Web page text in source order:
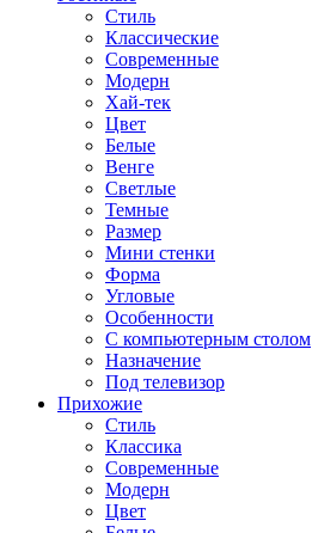
Стиль
Классические
Современные
Модерн
Хай-тек
Цвет
Белые
Венге
Светлые
Темные
Размер
Мини стенки
Форма
Угловые
Особенности
С компьютерным столом
Назначение
Под телевизор
Прихожие
Стиль
Классика
Современные
Модерн
Цвет